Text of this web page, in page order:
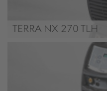
TERRA NX 270 TLH